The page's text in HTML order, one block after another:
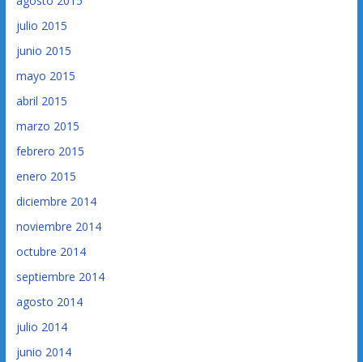
julio 2015
junio 2015
mayo 2015
abril 2015
marzo 2015
febrero 2015
enero 2015
diciembre 2014
noviembre 2014
octubre 2014
septiembre 2014
agosto 2014
julio 2014
junio 2014